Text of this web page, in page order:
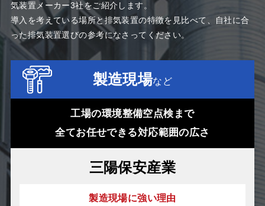
気装置メーカー3社をご紹介します。
導入を考えている場所と排気装置の特徴を見比べて、自社に合
った排気装置選びの参考になさってください。
製造現場など
工場の環境整備空点検まで
全てお任せできる対応範囲の広さ
三陽保安産業
製造現場に強い理由